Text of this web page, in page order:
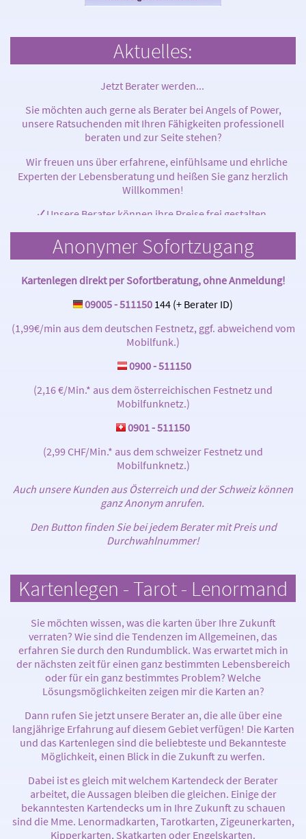
Aktuelles:
Jetzt Berater werden...
Sie möchten auch gerne als Berater bei Angels of Power,
beraten und zur Seite stehen?
Wir freuen uns über erfahrene, einfühlsame und ehrliche
Willkommen!
Unsere Berater können ihre Preise frei gestalten.
✓ Wir bieten unseren Beratern eine Attraktive und
überdurchschnittliche Bezahlung.
Natürlich werden bei uns auch Gratisgespräche vergütet.
✓Wir berechnen keine Telefongebühren!
Wir vergüten auch Freiminuten und Zusatzminuten von den
Unsere Berater erhalten eine stornofreie Auszahlung.
Als Berater erhalten Sie eine detaillierte Abrechnung
Bei uns Zahlen Sie KEINE Portalgebühr!
Werden auch Sie Teil eines starken Teams!
Anonymer Sofortzugang
Kartenlegen direkt per Sofortberatung, ohne Anmeldung!
09005 - 511150 144 (+ Berater ID)
(1,99€/min aus dem deutschen Festnetz, ggf. abweichend vom
Mobilfunk.)
0900 - 511150
(2,16 €/Min.* aus dem österreichischen Festnetz und
Mobilfunknetz.)
0901 - 511150
(2,99 CHF/Min.* aus dem schweizer Festnetz und
Mobilfunknetz.)
Auch unsere Kunden aus Österreich und der Schweiz können
ganz Anonym anrufen.
Den Button finden Sie bei jedem Berater mit Preis und
Durchwahlnummer!
Kartenlegen - Tarot - Lenormand
Sie möchten wissen, was die karten über Ihre Zukunft
verraten? Wie sind die Tendenzen im Allgemeinen, das
erfahren Sie durch den Rundumblick. Was erwartet mich in
der nächsten zeit für einen ganz bestimmten Lebensbereich
oder für ein ganz bestimmtes Problem? Welche
Lösungsmöglichkeiten zeigen mir die Karten an?
Dann rufen Sie jetzt unsere Berater an, die alle über eine
langjährige Erfahrung auf diesem Gebiet verfügen! Die Karten
und das Kartenlegen sind die beliebteste und Bekannteste
Möglichkeit, einen Blick in die Zukunft zu werfen.
Dabei ist es gleich mit welchem Kartendeck der Berater
arbeitet, die Aussagen bleiben die gleichen. Einige der
bekanntesten Kartendecks um in Ihre Zukunft zu schauen
sind die Mme. Lenormadkarten, Tarotkarten, Zigeunerkarten,
Kipperkarten, Skatkarten oder Engelskarten.